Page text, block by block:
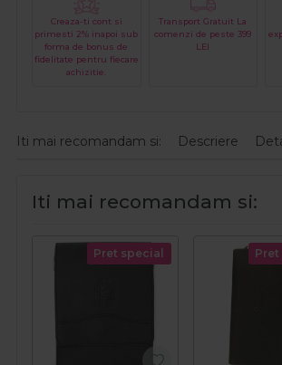
Creaza-ti cont si
primesti 2% inapoi sub
forma de bonus de
fidelitate pentru fiecare
achizitie.
Transport Gratuit La
comenzi de peste 399
LEI
Iti mai recomandam si: Descriere
Iti mai recomandam si:
Pret special Pret